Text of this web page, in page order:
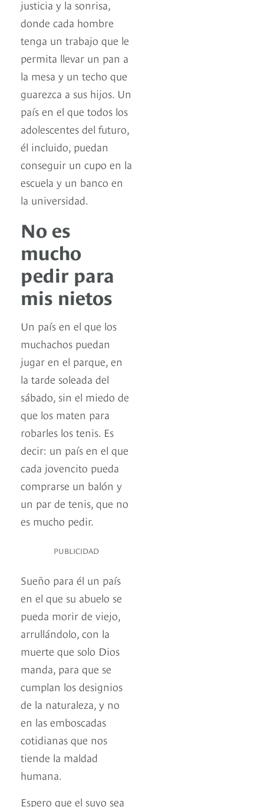
justicia y la sonrisa,
donde cada hombre
tenga un trabajo que le
permita llevar un pan a
la mesa y un techo que
guarezca a sus hijos. Un
país en el que todos los
adolescentes del futuro,
él incluido, puedan
conseguir un cupo en la
escuela y un banco en
la universidad.
No es
mucho
pedir para
mis nietos
Un país en el que los
muchachos puedan
jugar en el parque, en
la tarde soleada del
sábado, sin el miedo de
que los maten para
robarles los tenis. Es
decir: un país en el que
cada jovencito pueda
comprarse un balón y
un par de tenis, que no
es mucho pedir.
PUBLICIDAD
Sueño para él un país
en el que su abuelo se
pueda morir de viejo,
arrullándolo, con la
muerte que solo Dios
manda, para que se
cumplan los designios
de la naturaleza, y no
en las emboscadas
cotidianas que nos
tiende la maldad
humana.
Espero que el suyo sea